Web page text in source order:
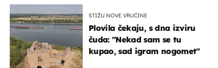
STIŽU NOVE VRUĆINE
Plovila čekaju, s dna izviru
čuda: "Nekad sam se tu
kupao, sad igram nogomet"